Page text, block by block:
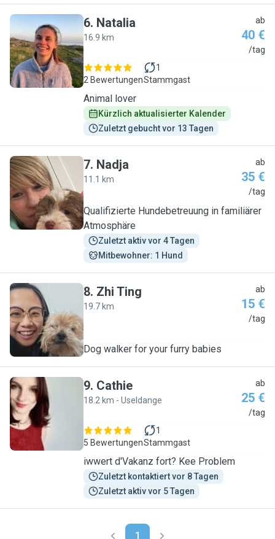
N
6. Natalia
16.9 km
ab
40 €
/tag
2 Bewertungen
1
Stammgast
Animal lover
Kürzlich aktualisierter Kalender
Zuletzt gebucht vor 13 Tagen
N
7. Nadja
11.1 km
ab
35 €
/tag
Qualifizierte Hundebetreuung in familiärer
Atmosphäre
Zuletzt aktiv vor 4 Tagen
Mitbewohner: 1 Hund
Z
8. Zhi Ting
19.7 km
ab
15 €
/tag
Dog walker for your furry babies
C
9. Cathie
18.2 km - Useldange
ab
25 €
/tag
5 Bewertungen
1
Stammgast
iwwert d'Vakanz fort? Kee Problem
Zuletzt kontaktiert vor 8 Tagen
Zuletzt aktiv vor 5 Tagen
1